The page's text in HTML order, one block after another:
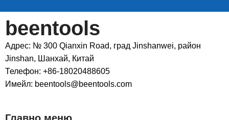
beentools
Адрес: № 300 Qianxin Road, град Jinshanwei, район
Jinshan, Шанхай, Китай
Телефон: +86-18020488605
Имейл: beentools@beentools.com